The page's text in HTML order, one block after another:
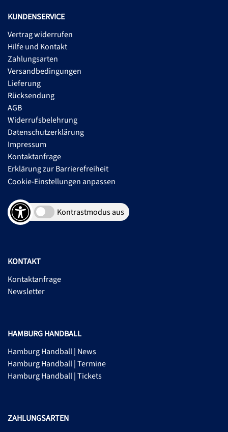
KUNDENSERVICE
Vertrag widerrufen
Hilfe und Kontakt
Zahlungsarten
Versandbedingungen
Lieferung
Rücksendung
AGB
Widerrufsbelehrung
Datenschutzerklärung
Impressum
Kontaktanfrage
Erklärung zur Barrierefreiheit
Cookie-Einstellungen anpassen
Kontrastmodus aus
KONTAKT
Kontaktanfrage
Newsletter
HAMBURG HANDBALL
Hamburg Handball | News
Hamburg Handball | Termine
Hamburg Handball | Tickets
ZAHLUNGSARTEN